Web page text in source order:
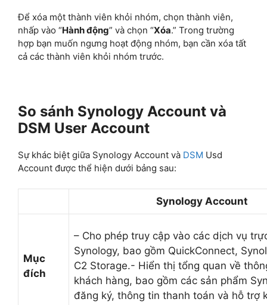
Để xóa một thành viên khỏi nhóm, chọn thành viên,
nhấp vào “Hành động” và chọn “Xóa.” Trong trường
hợp bạn muốn ngưng hoạt động nhóm, bạn cần xóa tất
cả các thành viên khỏi nhóm trước.
So sánh Synology Account và
DSM User Account
Sự khác biệt giữa Synology Account và DSM Usd
Account được thể hiện dưới bảng sau:
Synology Account
Mục
đích
– Cho phép truy cập vào các dịch vụ
Synology, bao gồm QuickConnect,
C2 Storage.- Hiển thị tổng quan về
khách hàng, bao gồm các sản phẩm
đăng ký, thông tin thanh toán và hỗ trợ